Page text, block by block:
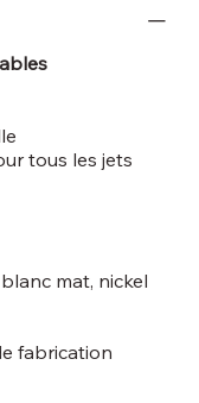
tous les jets
mat, nickel
fabrication